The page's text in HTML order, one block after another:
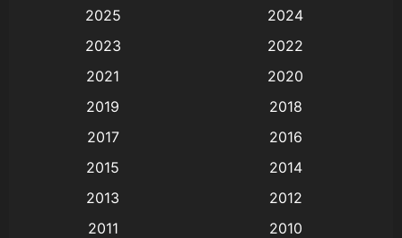
Animation การ์ตูน
Animation อนิเมะ
Animation แอนิเมชัน
(9)
2025
2024
2023
2022
2021
2020
2019
2018
2017
2016
2015
2014
2013
2012
2011
2010